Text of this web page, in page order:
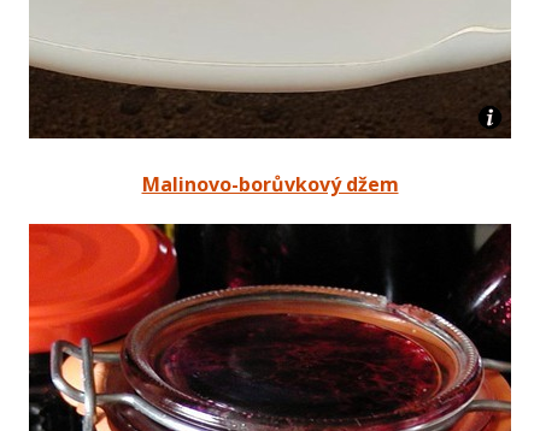
Malinovo-borůvkový džem